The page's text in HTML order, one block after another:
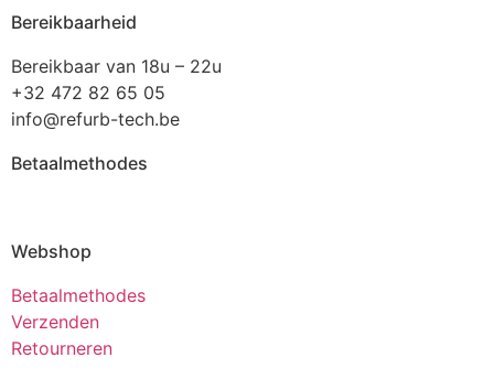
Bereikbaarheid
Bereikbaar van 18u – 22u
+32 472 82 65 05
info@refurb-tech.be
Betaalmethodes
Webshop
Betaalmethodes
Verzenden
Retourneren